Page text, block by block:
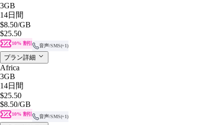
3GB
14日間
$8.50/GB
$25.50
10% 割引 音声/SMS(+1)
プラン詳細
Africa
3GB
14日間
$25.50
$8.50/GB
10% 割引 音声/SMS(+1)